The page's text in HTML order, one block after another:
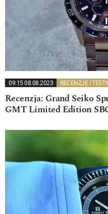
09:15 08.08.2023 RECENZJE I TESTY
Recenzja: Grand Seiko
GMT Limited Edition